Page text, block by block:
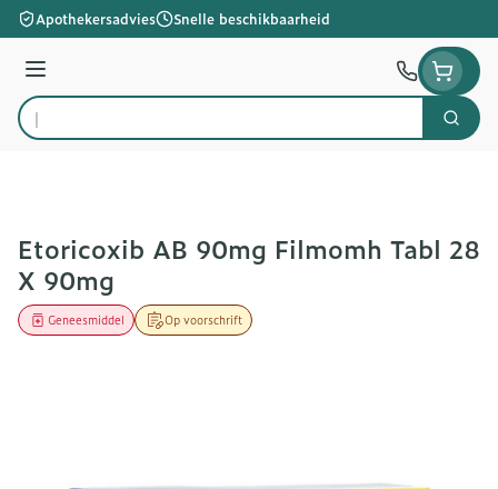
Ga naar de inhoud
Apothekersadvies Snelle beschikbaarheid
Menu
Product, merk, categorie...
Zoek
Etoricoxib AB 90mg Filmomh Tabl 28
X 90mg
Op voorschrift
Geneesmiddel